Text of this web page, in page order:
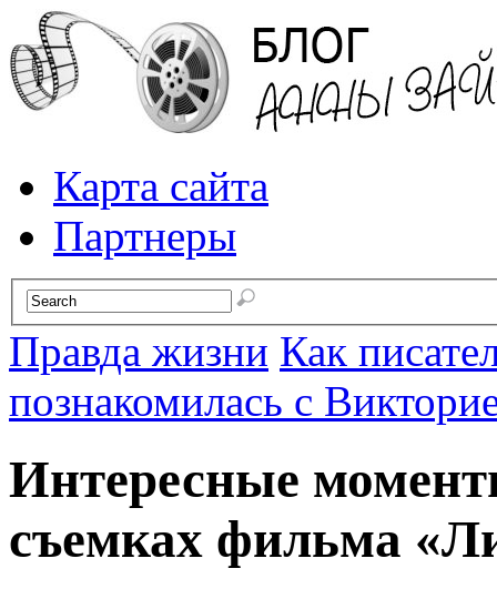
Карта сайта
Партнеры
Правда жизни Как
познакомилась с
Интересные
съемках фильма